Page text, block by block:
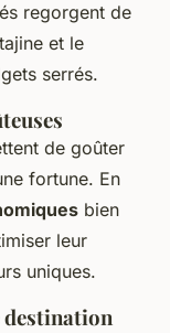
regorgent de
et le
serrés.
de goûter
fortune. En
bien
leur
uniques.
destination